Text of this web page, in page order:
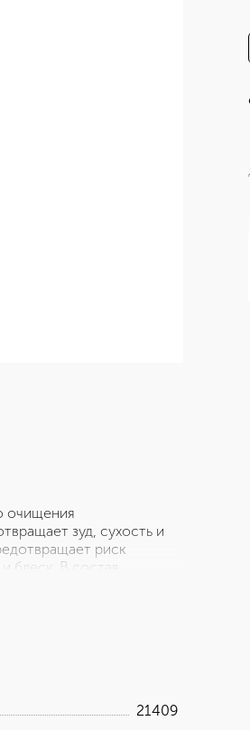
очищения
зуд, сухость и
риск
блеск. В состав
21409